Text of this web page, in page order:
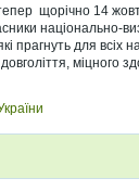
щорічно 14
національно-
прагнуть для
міцного